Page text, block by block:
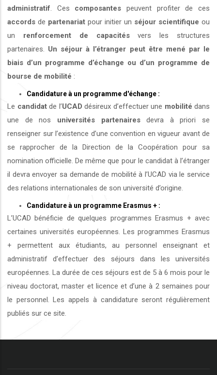
administratif . Ces composantes peuvent profiter de ces
accords de partenariat pour initier un séjour scientifique ou
un renforcement de capacitésvers les structures
partenaires. Un séjour à l’étranger peut être mené par le
biais d’un programme d’échange ou d’un programme de
bourse de mobilité :
Candidature à un programme d'échange :
Le candidatde l’UCAD désireux d’effectuer une mobilité dans
une de nos universités partenairesdevra à priori se
renseigner sur l’existence d’une convention en vigueur avant de
se rapprocher de la Direction de la Coopération pour sa
nomination officielle. De même que pour le candidat à l’étranger
il devra envoyer sa demande de mobilité à l’UCAD via le service
des relations internationales de son université d’origine.
Candidature à un programme Erasmus + :
L’UCAD bénéficie de quelques programmes Erasmus + avec
certaines universités européennes. Les programmes Erasmus
+ permettent aux étudiants, au personnel enseignant et
administratif d’effectuer des séjours dans les universités
européennes. La durée de ces séjours est de 5 à 6 mois pour le
niveau doctorat, master et licence et d’une à 2 semaines pour
le personnel. Les appels à candidature seront régulièrement
publiés sur ce site.